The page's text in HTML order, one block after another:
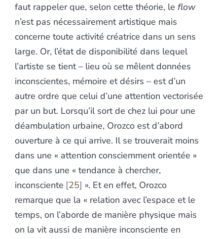
faut rappeler que, selon cette théorie, le flow
n’est pas nécessairement artistique mais
concerne toute activité créatrice dans un sens
large. Or, l’état de disponibilité dans lequel
l’artiste se tient – lieu où se mêlent données
inconscientes, mémoire et désirs – est d’un
autre ordre que celui d’une attention vectorisée
par un but. Lorsqu’il sort de chez lui pour une
déambulation urbaine, Orozco est d’abord
ouverture à ce qui arrive. Il se trouverait moins
dans une « attention consciemment orientée »
que dans une « tendance à chercher,
inconsciente 25 ». Et en effet, Orozco
remarque que la « relation avec l’espace et le
temps, on l’aborde de manière physique mais
on la vit aussi de manière inconsciente en